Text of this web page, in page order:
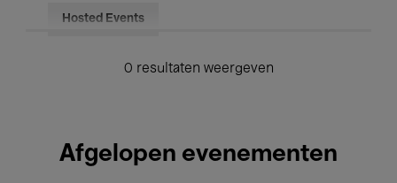
Hosted Events
0 resultaten weergeven
Afgelopen evenementen